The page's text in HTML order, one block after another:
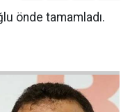
önde tamamladı.